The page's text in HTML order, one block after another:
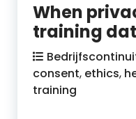
When
training
consent, ethics,
training